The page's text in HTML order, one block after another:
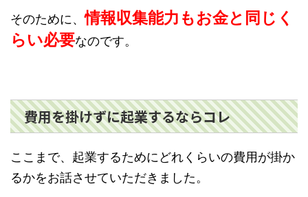
そのために、情報収集能力もお金と同じく
らい必要なのです。
費用を掛けずに起業するならコレ
ここまで、起業するためにどれくらいの費用が掛か
るかをお話させていただきました。